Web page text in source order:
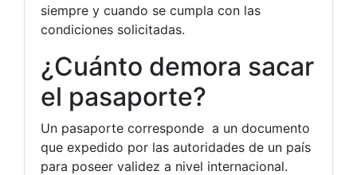
siempre y cuando se cumpla con las
condiciones solicitadas.
¿Cuánto demora sacar
el pasaporte?
Un pasaporte corresponde a un documento
que expedido por las autoridades de un país
para poseer validez a nivel internacional.